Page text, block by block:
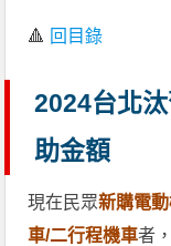
🔺 回目錄
2024台北
助金額
現在民眾新購電
車/二行程機車者